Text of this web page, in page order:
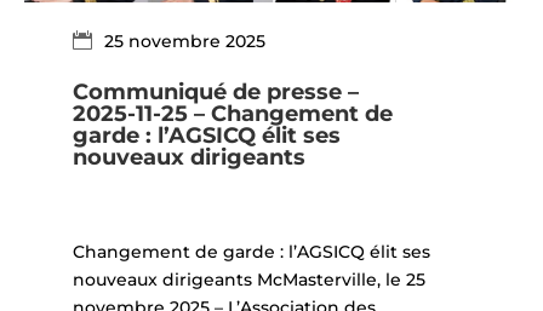
25 novembre 2025
Communiqué de presse –
2025-11-25 – Changement de
garde : l’AGSICQ élit ses
nouveaux dirigeants
Changement de garde : l’AGSICQ élit ses
nouveaux dirigeants McMasterville, le 25